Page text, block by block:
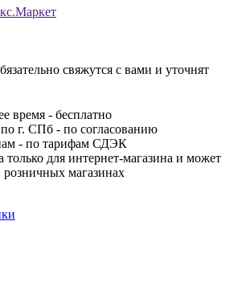
свяжутся с вами и уточнят
время - бесплатно
г. СПб - по согласованию
- по тарифам СДЭК
только для интернет-магазина и может
розничных магазинах